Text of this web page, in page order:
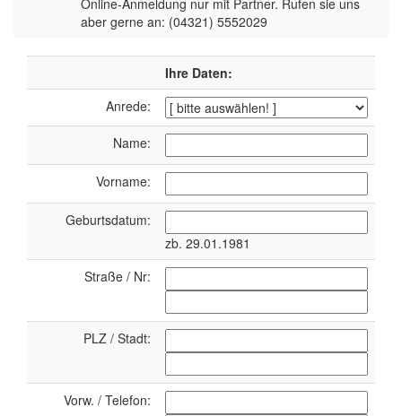
Online-Anmeldung nur mit Partner. Rufen sie uns
aber gerne an: (04321) 5552029
Ihre Daten:
Anrede:
Name:
Vorname:
Geburtsdatum:
zb. 29.01.1981
Straße / Nr:
PLZ / Stadt:
Vorw. / Telefon: